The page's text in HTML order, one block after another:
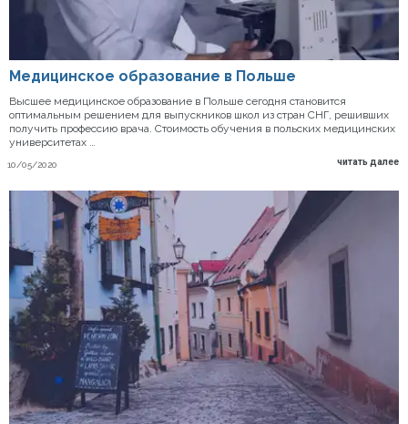
Медицинское образование в Польше
10/05/2020
Высшее медицинское образование в Польше сегодня становится
оптимальным решением для выпускников школ из стран СНГ, решивших
получить профессию врача. Стоимость обучения в польских медицинских
университетах …
читать далее